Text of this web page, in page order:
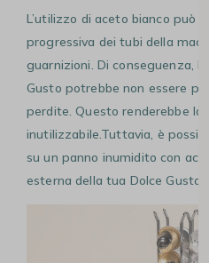
L’utilizzo di aceto bianco può
progressiva dei tubi della
guarnizioni. Di conseguenza, la
Gusto potrebbe non essere
perdite. Questo renderebbe la
inutilizzabile.Tuttavia, è
su un panno inumidito con
esterna della tua Dolce Gusto.